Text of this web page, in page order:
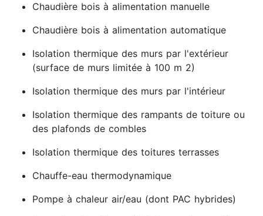
Chaudière bois à alimentation manuelle
Chaudière bois à alimentation automatique
Isolation thermique des murs par l'extérieur
(surface de murs limitée à 100 m 2)
Isolation thermique des murs par l'intérieur
Isolation thermique des rampants de toiture ou
des plafonds de combles
Isolation thermique des toitures terrasses
Chauffe-eau thermodynamique
Pompe à chaleur air/eau (dont PAC hybrides)